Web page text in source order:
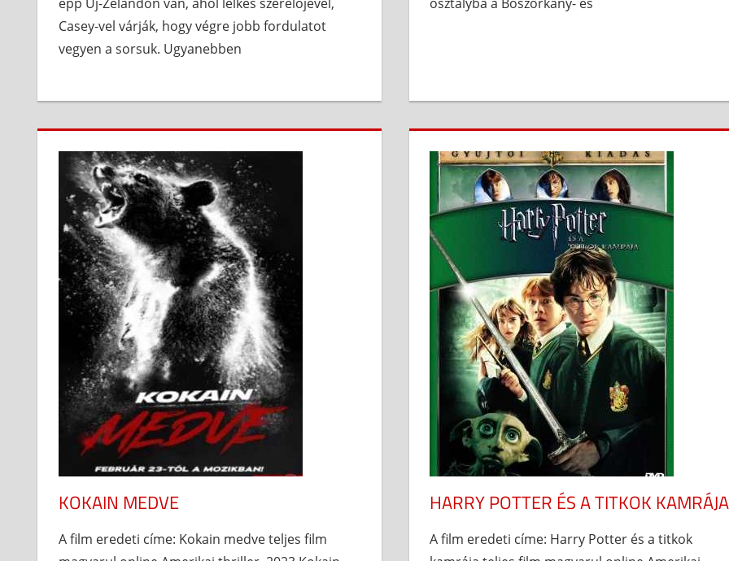
Casey-vel várják, hogy végre jobb fordulatot
vegyen a sorsuk. Ugyanebben
KOKAIN MEDVE
A film eredeti címe: Kokain medve teljes film
HARRY POTTER ÉS A TITKOK KAMRÁJA
A film eredeti címe: Harry Potter és a titkok